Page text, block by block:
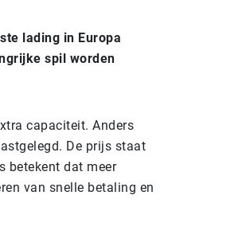
lading in Europa
spil worden
capaciteit. Anders
De prijs staat
betekent dat meer
van snelle betaling en